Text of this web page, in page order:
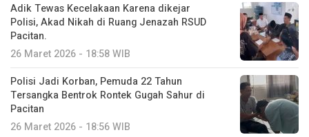
Adik Tewas Kecelakaan Karena dikejar
Polisi, Akad Nikah di Ruang Jenazah RSUD
Pacitan.
26 Maret 2026 - 18:58 WIB
Polisi Jadi Korban, Pemuda 22 Tahun
Tersangka Bentrok Rontek Gugah Sahur di
Pacitan
26 Maret 2026 - 18:56 WIB